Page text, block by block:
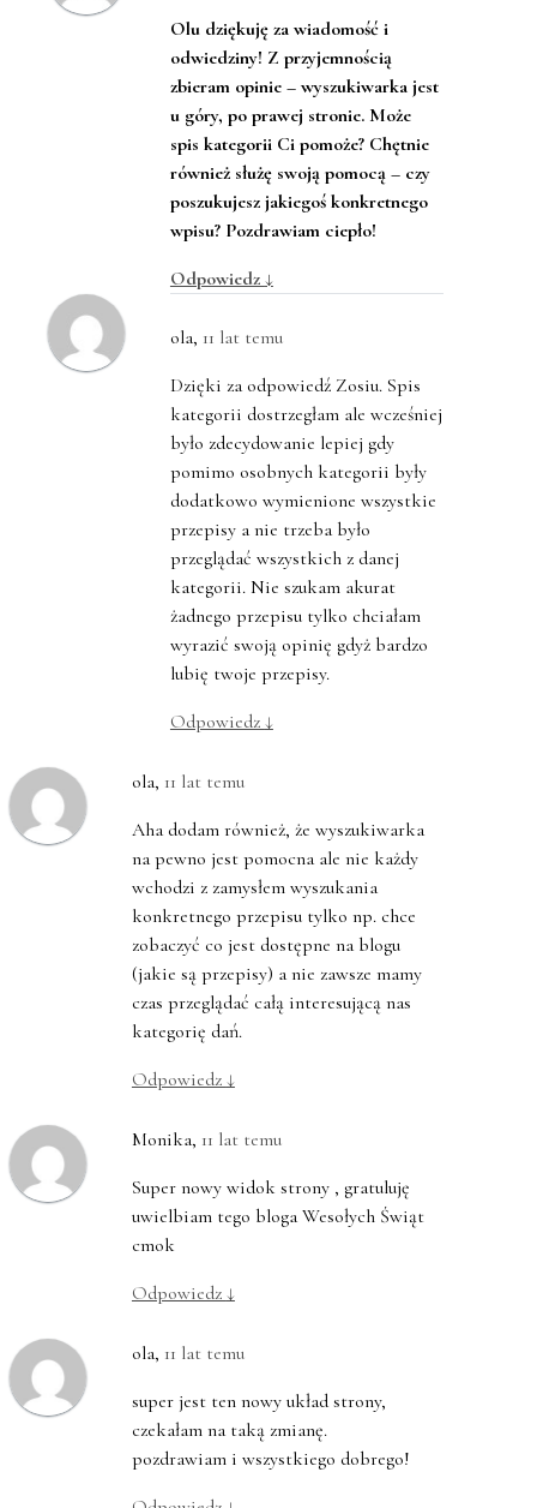
Olu dziękuję za wiadomość i
odwiedziny! Z przyjemnością
zbieram opinie – wyszukiwarka jest
u góry, po prawej stronie. Może
spis kategorii Ci pomoże? Chętnie
również służę swoją pomocą – czy
poszukujesz jakiegoś konkretnego
wpisu? Pozdrawiam ciepło!
Odpowiedz ↓
ola, 11 lat temu
Dzięki za odpowiedź Zosiu. Spis
kategorii dostrzegłam ale wcześniej
było zdecydowanie lepiej gdy
pomimo osobnych kategorii były
dodatkowo wymienione wszystkie
przepisy a nie trzeba było
przeglądać wszystkich z danej
kategorii. Nie szukam akurat
żadnego przepisu tylko chciałam
wyrazić swoją opinię gdyż bardzo
lubię twoje przepisy.
Odpowiedz ↓
ola, 11 lat temu
Aha dodam również, że wyszukiwarka
na pewno jest pomocna ale nie każdy
wchodzi z zamysłem wyszukania
konkretnego przepisu tylko np. chce
zobaczyć co jest dostępne na blogu
(jakie są przepisy) a nie zawsze mamy
czas przeglądać całą interesującą nas
kategorię dań.
Odpowiedz ↓
Monika, 11 lat temu
Super nowy widok strony , gratuluję
uwielbiam tego bloga Wesołych Świąt
cmok
Odpowiedz ↓
ola, 11 lat temu
super jest ten nowy układ strony,
czekałam na taką zmianę.
pozdrawiam i wszystkiego dobrego!